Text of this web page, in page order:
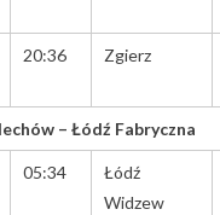
20:36 Zgierz
– Łódź Fabryczna
05:34
Łódź
Widzew